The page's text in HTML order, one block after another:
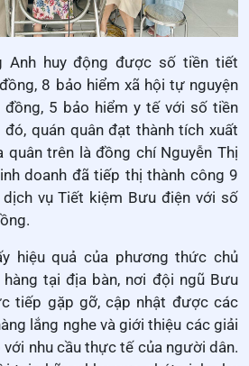
Anh huy động được số tiền tiết
8 bảo hiểm xã hội tự nguyện
5 bảo hiểm y tế với số tiền
quán quân đạt thành tích xuất
trên là đồng chí Nguyễn Thị
doanh đã tiếp thị thành công 9
vụ Tiết kiệm Bưu điện với số
hiệu quả của phương thức chủ
tại địa bàn, nơi đội ngũ Bưu
tiếp gặp gỡ, cập nhật được các
lắng nghe và giới thiệu các giải
nhu cầu thực tế của người dân.